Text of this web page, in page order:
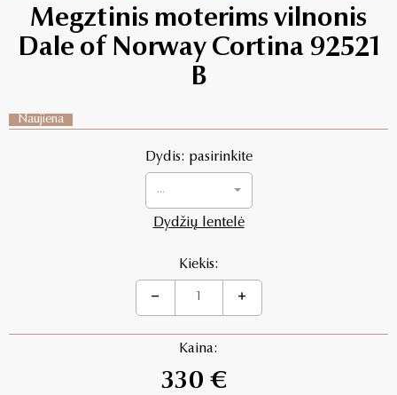
Megztinis moterims vilnonis
Dale of Norway Cortina 92521
B
Naujiena
Dydis: pasirinkite
...
Dydžių lentelė
Kiekis:
Kaina:
330 €